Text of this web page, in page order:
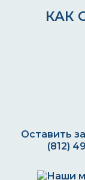
КАК
Оставить
(812)